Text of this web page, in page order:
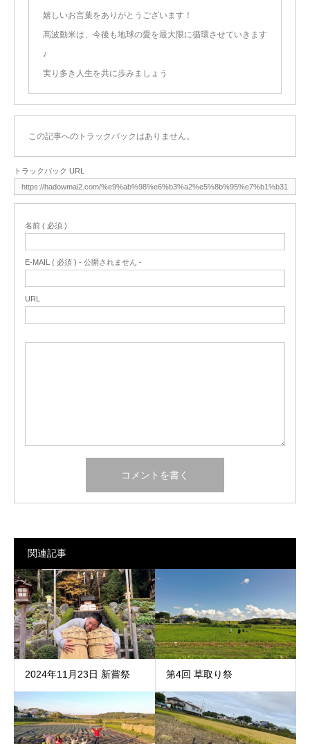
嬉しいお言葉をありがとうございます！
高波動米は、今後も地球の愛を最大限に循環させていきます
♪
実り多き人生を共に歩みましょう
この記事へのトラックバックはありません。
トラックバック URL
名前 ( 必須 )
E-MAIL ( 必須 ) - 公開されません -
URL
関連記事
2024年11月23日 新嘗祭 第4回 草取り祭